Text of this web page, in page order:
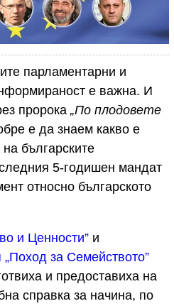
парламентарни и
е важна. И
пророка „По плодовете
е да знаем какво е
българските
5-годишен мандат
относно българското
и Ценности” и
за Семейството”
и предоставиха на
справка за начина, по